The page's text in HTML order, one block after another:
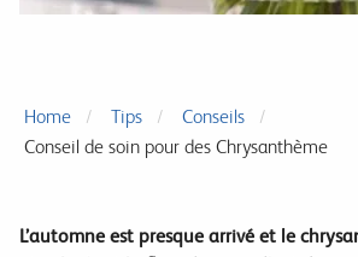
Home Tips
Conseils
Conseil de soin pour des Chrysanthème
L’automne est presque arrivé et le